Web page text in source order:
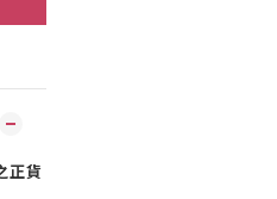
正貨